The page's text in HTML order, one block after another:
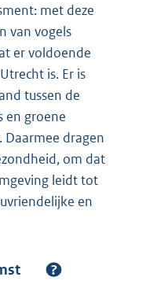
met deze
van vogels
er voldoende
is. Er is
tussen de
en groene
dragen
om dat
leidt tot
en